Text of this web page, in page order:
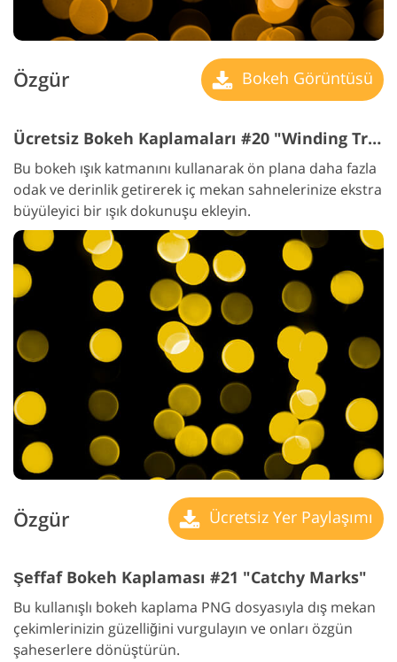
Özgür Bokeh Görüntüsü
Ücretsiz Bokeh Kaplamaları #20 "Winding Track"
Bu bokeh ışık katmanını kullanarak ön plana daha fazla
odak ve derinlik getirerek iç mekan sahnelerinize ekstra
büyüleyici bir ışık dokunuşu ekleyin.
Özgür Ücretsiz Yer Paylaşımı
Şeffaf Bokeh Kaplaması #21 "Catchy Marks"
Bu kullanışlı bokeh kaplama PNG dosyasıyla dış mekan
çekimlerinizin güzelliğini vurgulayın ve onları özgün
şaheserlere dönüştürün.